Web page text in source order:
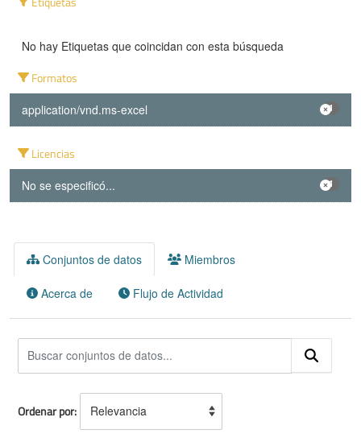
No hay Etiquetas que coincidan con esta búsqueda
Formatos
application/vnd.ms-excel 1
Licencias
No se especificó... 1
Conjuntos de datos Miembros
Acerca de Flujo de Actividad
Ordenar por